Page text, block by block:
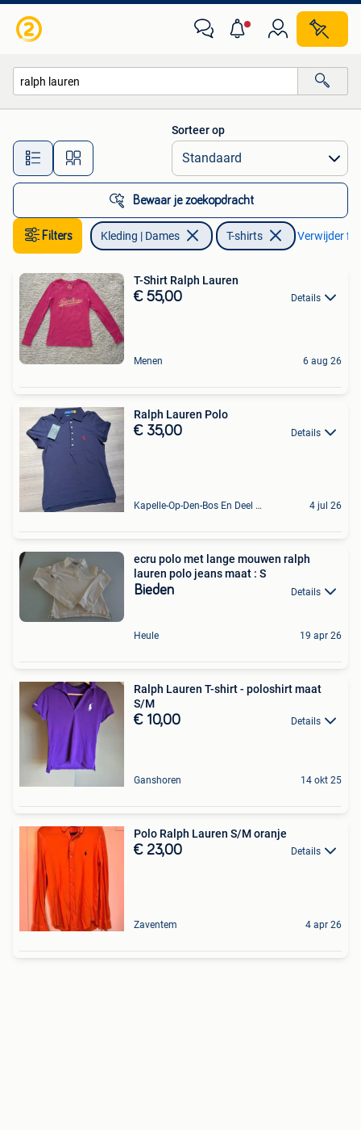
Alle afstanden…
Sorteer op
Bewaar je zoekopdracht
Filters Kleding | Dames T-shirts Verwijder
T-Shirt Ralph Lauren
€ 55,00 Details
Menen 6 aug 26
Ralph Lauren Polo
€ 35,00 Details
Kapelle-Op-Den-Bos En Deel Van Zemst 4 jul 26
ecru polo met lange mouwen ralph
lauren polo jeans maat : S
Bieden Details
Heule 19 apr 26
Ralph Lauren T-shirt - poloshirt maat
S/M
€ 10,00 Details
Ganshoren 14 okt 25
Polo Ralph Lauren S/M oranje
€ 23,00 Details
Zaventem 4 apr 26